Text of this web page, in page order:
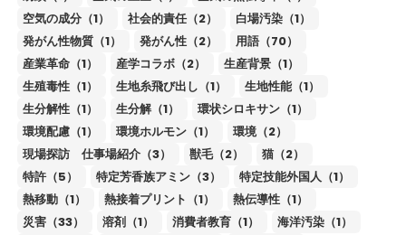
空気の成分（1）
社会的責任（2）
白場汚染（1）
発がん性物質（1）
発がん性（2）
用語（70）
産業革命（1）
産学コラボ（2）
生産背景（1）
生殖毒性（1）
生地糸飛び出し（1）
生地性能（1）
生分解性（1）
生分解（1）
環状シロキサン（1）
環境配慮（1）
環境ホルモン（1）
環境（2）
現場探訪 仕事場紹介（3）
獣毛（2）
猫（2）
特許（5）
特定芳香族アミン（3）
特定技能外国人（1）
熱移動（1）
熱接着プリント（1）
熱伝導性（1）
災害（33）
溶剤（1） 消費者教育（1）
海洋汚染（1）